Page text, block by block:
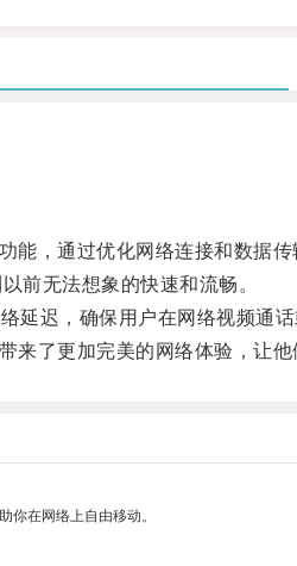
，通过优化网络连接和数据传
无法想象的快速和流畅。
迟，确保用户在网络视频通话
了更加完美的网络体验，让他
你在网络上自由移动。